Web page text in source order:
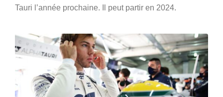
Tauri l’année prochaine. Il peut partir en 2024.